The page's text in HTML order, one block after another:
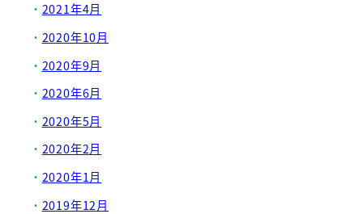
2021年4月
2020年10月
2020年9月
2020年6月
2020年5月
2020年2月
2020年1月
2019年12月